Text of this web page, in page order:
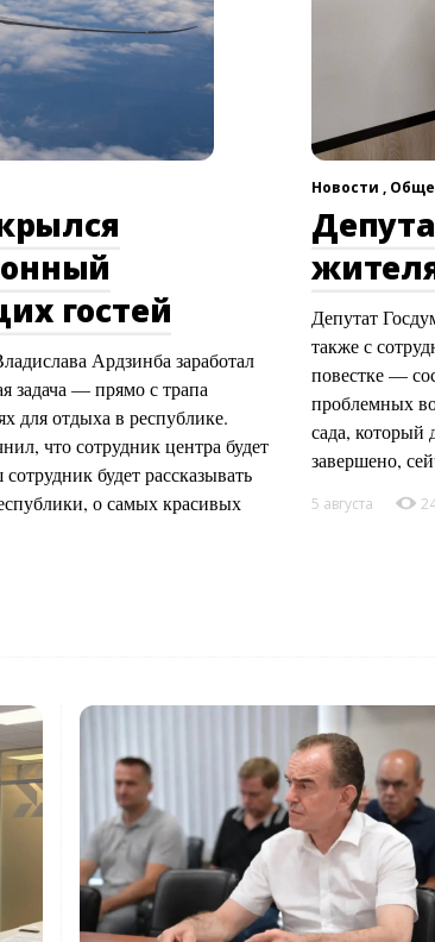
гостей
Ардзинба заработал
задача — прямо с трапа
для отдыха в республике.
что сотрудник центра будет
будет рассказывать
о самых красивых
Новости ,
Депутат
также с
повестке —
проблемных
сада, который
завершено,
5 августа